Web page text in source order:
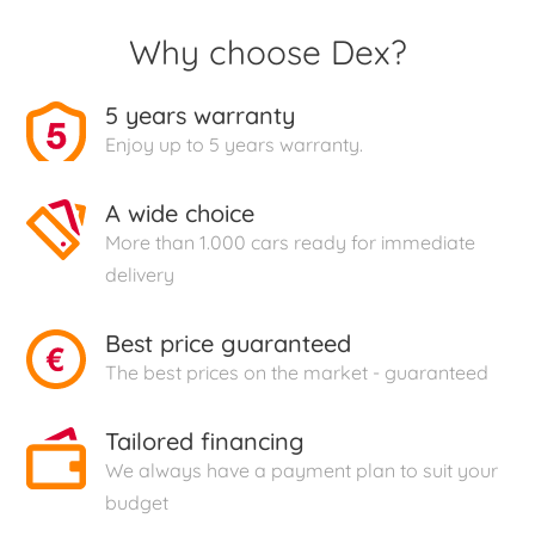
Why choose Dex?
5 years warranty
Enjoy up to 5 years warranty.
A wide choice
More than 1.000 cars ready for immediate
delivery
Best price guaranteed
The best prices on the market - guaranteed
Tailored financing
We always have a payment plan to suit your
budget